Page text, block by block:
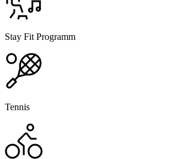
Stay Fit Programm
Tennis